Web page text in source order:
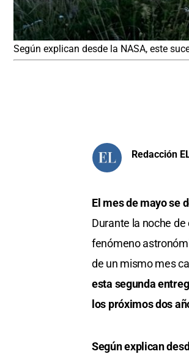
Según explican desde la NASA, este
Redacción
El mes de mayo se
Durante la noche
fenómeno
de un mismo mes
esta segunda
los próximos dos
Según explican